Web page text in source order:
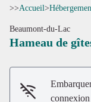
>>Accueil>
Beaumont-du-Lac
Hameau de
connexion